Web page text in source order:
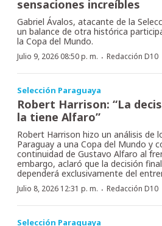
sensaciones increíbles
Gabriel Ávalos, atacante de la
un balance de otra histórica
la Copa del Mundo.
Julio 9, 2026 08:50 p. m. · Redacción D10
Selección Paraguaya
Robert Harrison: “La
la tiene Alfaro”
Robert Harrison hizo un análisis de
Paraguay a una Copa del Mundo y
continuidad de Gustavo Alfaro al
embargo, aclaró que la decisión
dependerá exclusivamente del
Julio 8, 2026 12:31 p. m. · Redacción D10
Selección Paraguaya